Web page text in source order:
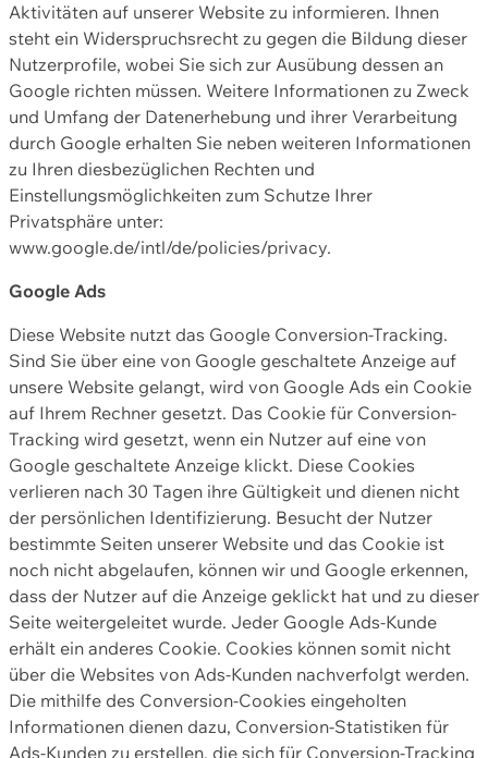
Aktivitäten auf unserer Website zu informieren. Ihnen
steht ein Widerspruchsrecht zu gegen die Bildung dieser
Nutzerprofile, wobei Sie sich zur Ausübung dessen an
Google richten müssen. Weitere Informationen zu Zweck
und Umfang der Datenerhebung und ihrer Verarbeitung
durch Google erhalten Sie neben weiteren Informationen
zu Ihren diesbezüglichen Rechten und
Einstellungsmöglichkeiten zum Schutze Ihrer
Privatsphäre unter:
www.google.de/intl/de/policies/privacy.
Google Ads
Diese Website nutzt das Google Conversion-Tracking.
Sind Sie über eine von Google geschaltete Anzeige auf
unsere Website gelangt, wird von Google Ads ein Cookie
auf Ihrem Rechner gesetzt. Das Cookie für Conversion-
Tracking wird gesetzt, wenn ein Nutzer auf eine von
Google geschaltete Anzeige klickt. Diese Cookies
verlieren nach 30 Tagen ihre Gültigkeit und dienen nicht
der persönlichen Identifizierung. Besucht der Nutzer
bestimmte Seiten unserer Website und das Cookie ist
noch nicht abgelaufen, können wir und Google erkennen,
dass der Nutzer auf die Anzeige geklickt hat und zu dieser
Seite weitergeleitet wurde. Jeder Google Ads-Kunde
erhält ein anderes Cookie. Cookies können somit nicht
über die Websites von Ads-Kunden nachverfolgt werden.
Die mithilfe des Conversion-Cookies eingeholten
Informationen dienen dazu, Conversion-Statistiken für
Ads-Kunden zu erstellen, die sich für Conversion-Tracking